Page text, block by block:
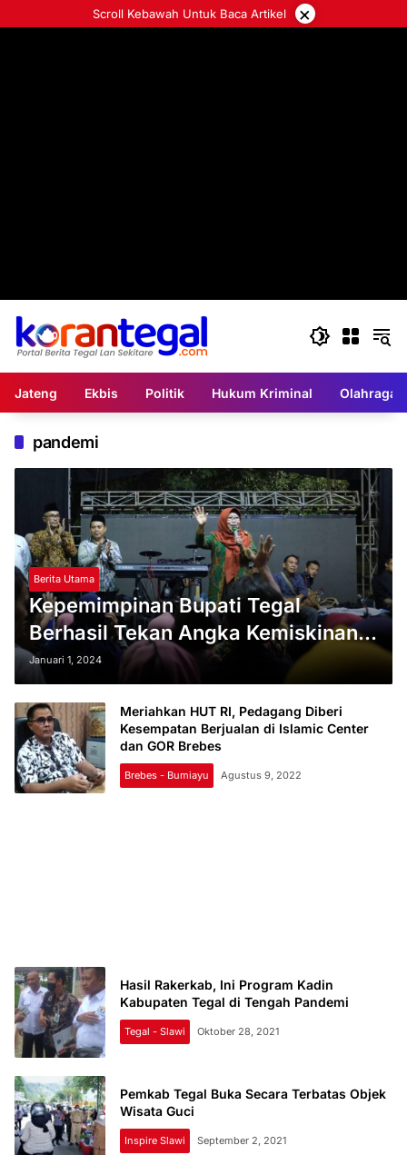
ke
Scroll Kebawah Untuk Baca Artikel ×
Jateng Ekbis Politik Hukum Kriminal Olahraga
pandemi
Berita Utama
Kepemimpinan Bupati Tegal
Berhasil Tekan Angka Kemiskinan
Terendah Kedelapan di Jawa
Tengah
Januari 1, 2024
Meriahkan HUT RI, Pedagang Diberi
Kesempatan Berjualan di Islamic Center
dan GOR Brebes
Brebes - Bumiayu Agustus 9, 2022
Hasil Rakerkab, Ini Program Kadin
Kabupaten Tegal di Tengah Pandemi
Tegal - Slawi Oktober 28, 2021
Pemkab Tegal Buka Secara Terbatas Objek
Wisata Guci
Inspire Slawi September 2, 2021